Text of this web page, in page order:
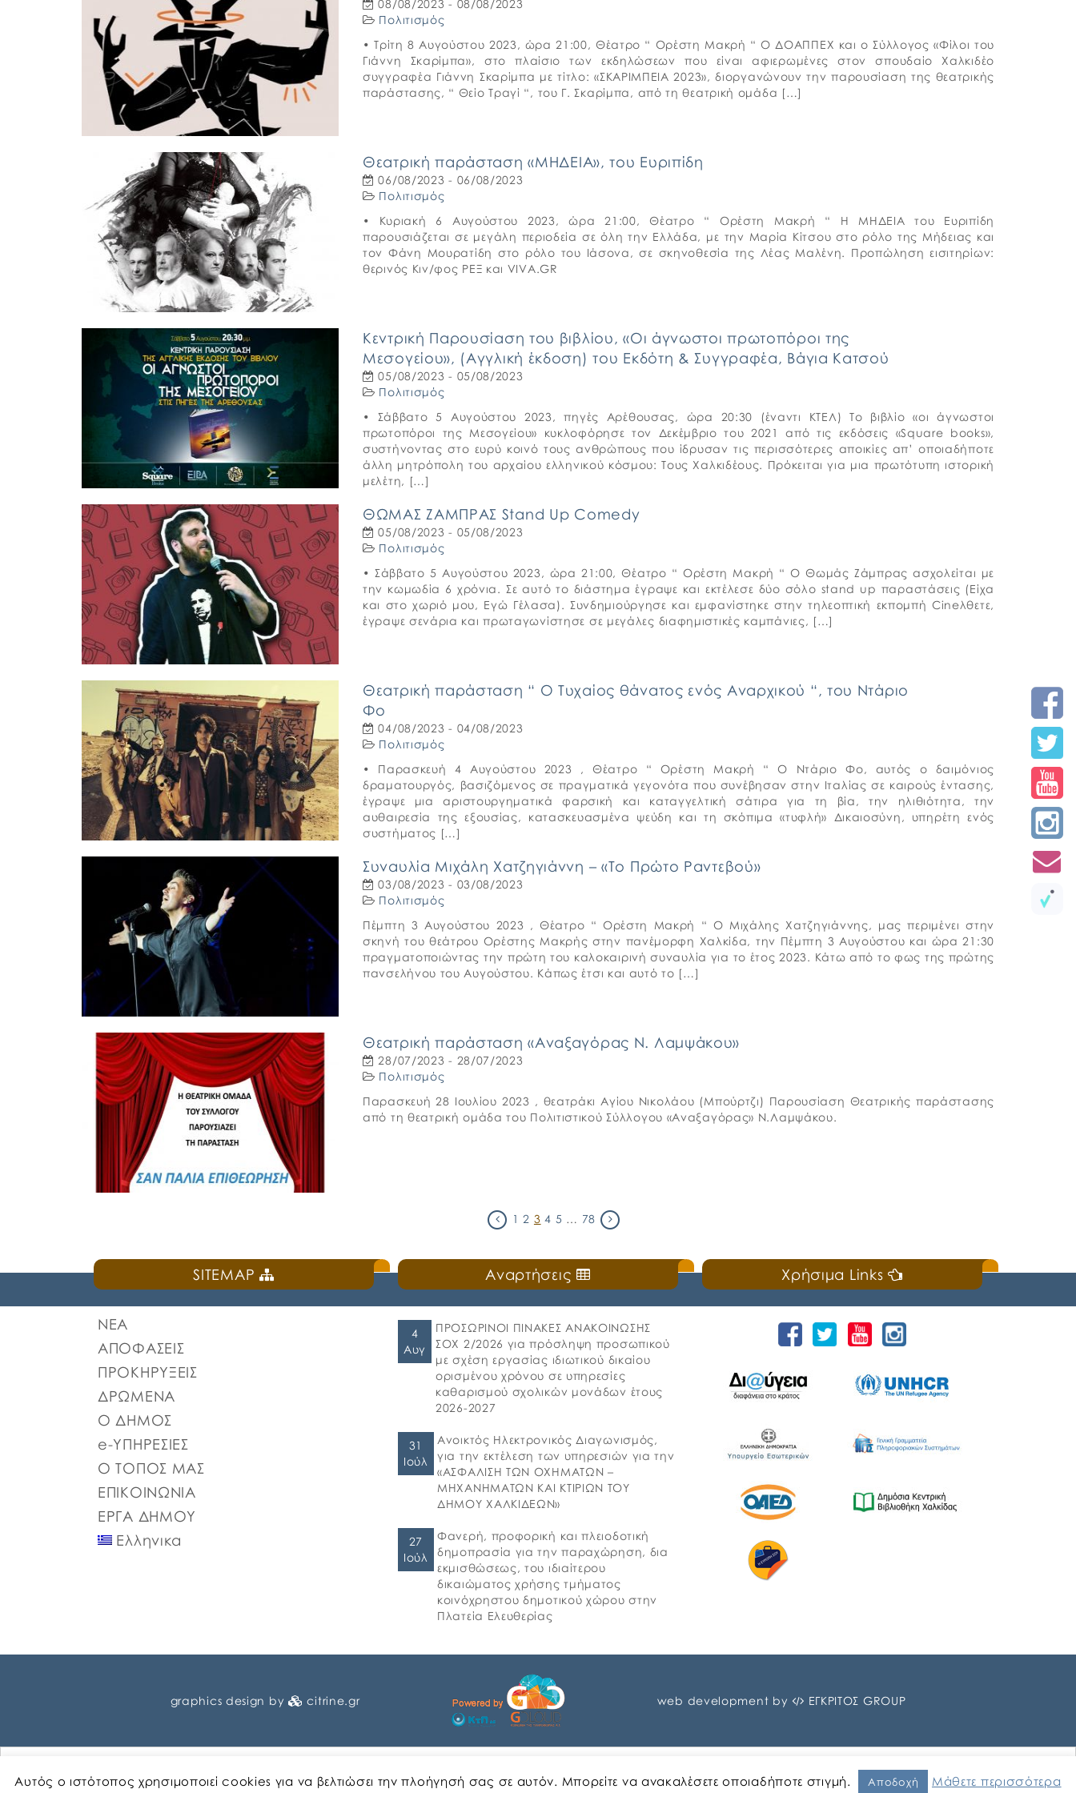
08/08/2023 - 08/08/2023
Πολιτισμός
• Τρίτη 8 Αυγούστου 2023, ώρα 21:00, Θέατρο “ Ορέστη Μακρή “ Ο ΔΟΑΠΠΕΧ και ο Σύλλογος «Φίλοι του
Γιάννη Σκαρίμπα», στο πλαίσιο των εκδηλώσεων που είναι αφιερωμένες στον σπουδαίο Χαλκιδέο
συγγραφέα Γιάννη Σκαρίμπα με τίτλο: «ΣΚΑΡΙΜΠΕΙΑ 2023», διοργανώνουν την παρουσίαση της θεατρικής
παράστασης, “ Θείο Τραγί “, του Γ. Σκαρίμπα, από τη θεατρική ομάδα […]
Θεατρική παράσταση «ΜΗΔΕΙΑ», του Ευριπίδη
06/08/2023 - 06/08/2023
Πολιτισμός
• Κυριακή 6 Αυγούστου 2023, ώρα 21:00, Θέατρο “ Ορέστη Μακρή “ Η ΜΗΔΕΙΑ του Ευριπίδη
παρουσιάζεται σε μεγάλη περιοδεία σε όλη την Ελλάδα, με την Μαρία Κίτσου στο ρόλο της Μήδειας και
τον Φάνη Μουρατίδη στο ρόλο του Ιάσονα, σε σκηνοθεσία της Λέας Μαλένη. Προπώληση εισιτηρίων:
θερινός Κιν/φος ΡΕΞ και VIVA.GR
Κεντρική Παρουσίαση του βιβλίου, «Οι άγνωστοι πρωτοπόροι της
Μεσογείου», (Αγγλική έκδοση) του Εκδότη & Συγγραφέα, Βάγια Κατσού
05/08/2023 - 05/08/2023
Πολιτισμός
• Σάββατο 5 Αυγούστου 2023, πηγές Αρέθουσας, ώρα 20:30 (έναντι ΚΤΕΛ) Το βιβλίο «οι άγνωστοι
πρωτοπόροι της Μεσογείου» κυκλοφόρησε τον Δεκέμβριο του 2021 από τις εκδόσεις «Square books»,
συστήνοντας στο ευρύ κοινό τους ανθρώπους που ίδρυσαν τις περισσότερες αποικίες απ’ οποιαδήποτε
άλλη μητρόπολη του αρχαίου ελληνικού κόσμου: Τους Χαλκιδέους. Πρόκειται για μια πρωτότυπη ιστορική
μελέτη, […]
ΘΩΜΑΣ ΖΑΜΠΡΑΣ Stand Up Comedy
05/08/2023 - 05/08/2023
Πολιτισμός
• Σάββατο 5 Αυγούστου 2023, ώρα 21:00, Θέατρο “ Ορέστη Μακρή “ Ο Θωμάς Ζάμπρας ασχολείται με
την κωμωδία 6 χρόνια. Σε αυτό το διάστημα έγραψε και εκτέλεσε δύο σόλο stand up παραστάσεις (Είχα
και στο χωριό μου, Εγώ Γέλασα). Συνδημιούργησε και εμφανίστηκε στην τηλεοπτική εκπομπή Cineλθετε,
έγραψε σενάρια και πρωταγωνίστησε σε μεγάλες διαφημιστικές καμπάνιες, […]
Θεατρική παράσταση “ Ο Τυχαίος θάνατος ενός Αναρχικού “, του Ντάριο
Φο
04/08/2023 - 04/08/2023
Πολιτισμός
• Παρασκευή 4 Αυγούστου 2023 , Θέατρο “ Ορέστη Μακρή “ Ο Ντάριο Φο, αυτός ο δαιμόνιος
δραματουργός, βασιζόμενος σε πραγματικά γεγονότα που συνέβησαν στην Ιταλίας σε καιρούς έντασης,
έγραψε μια αριστουργηματικά φαρσική και καταγγελτική σάτιρα για τη βία, την ηλιθιότητα, την
αυθαιρεσία της εξουσίας, κατασκευασμένα ψεύδη και τη σκόπιμα «τυφλή» Δικαιοσύνη, υπηρέτη ενός
συστήματος […]
Συναυλία Μιχάλη Χατζηγιάννη – «Το Πρώτο Ραντεβού»
03/08/2023 - 03/08/2023
Πολιτισμός
Πέμπτη 3 Αυγούστου 2023 , Θέατρο “ Ορέστη Μακρή “ Ο Μιχάλης Χατζηγιάννης, μας περιμένει στην
σκηνή του θεάτρου Ορέστης Μακρής στην πανέμορφη Χαλκίδα, την Πέμπτη 3 Αυγούστου και ώρα 21:30
πραγματοποιώντας την πρώτη του καλοκαιρινή συναυλία για το έτος 2023. Κάτω από το φως της πρώτης
πανσελήνου του Αυγούστου. Κάπως έτσι και αυτό το […]
Θεατρική παράσταση «Αναξαγόρας Ν. Λαμψάκου»
28/07/2023 - 28/07/2023
Πολιτισμός
Παρασκευή 28 Ιουλίου 2023 , θεατράκι Αγίου Νικολάου (Μπούρτζι) Παρουσίαση Θεατρικής παράστασης
από τη θεατρική ομάδα του Πολιτιστικού Σύλλογου «Αναξαγόρας» Ν.Λαμψάκου.
1 2 3 4 5 … 78
SITEMAP
ΝΕΑ
ΑΠΟΦΑΣΕΙΣ
ΠΡΟΚΗΡΥΞΕΙΣ
ΔΡΩΜΕΝΑ
Ο ΔΗΜΟΣ
e-ΥΠΗΡΕΣΙΕΣ
Ο ΤΟΠΟΣ ΜΑΣ
ΕΠΙΚΟΙΝΩΝΙΑ
ΕΡΓΑ ΔΗΜΟΥ
Ελληνικα
Αναρτήσεις
4
Αυγ
ΠΡΟΣΩΡΙΝΟΙ ΠΙΝΑΚΕΣ ΑΝΑΚΟΙΝΩΣΗΣ
ΣΟΧ 2/2026 για πρόσληψη προσωπικού
με σχέση εργασίας ιδιωτικού δικαίου
ορισμένου χρόνου σε υπηρεσίες
καθαρισμού σχολικών μονάδων έτους
2026-2027
31
Ιούλ
Ανοικτός Ηλεκτρονικός Διαγωνισμός,
για την εκτέλεση των υπηρεσιών για την
«ΑΣΦΑΛΙΣΗ ΤΩΝ ΟΧΗΜΑΤΩΝ –
ΜΗΧΑΝΗΜΑΤΩΝ ΚΑΙ ΚΤΙΡΙΩΝ ΤΟΥ
ΔΗΜΟΥ ΧΑΛΚΙΔΕΩΝ»
27
Ιούλ
Φανερή, προφορική και πλειοδοτική
δημοπρασία για την παραχώρηση, δια
εκμισθώσεως, του ιδιαίτερου
δικαιώματος χρήσης τμήματος
κοινόχρηστου δημοτικού χώρου στην
Πλατεία Ελευθερίας
Χρήσιμα Links
graphics design by citrine.gr web development by ΕΓΚΡΙΤΟΣ GROUP
Αυτός ο ιστότοπος χρησιμοποιεί cookies για να βελτιώσει την πλοήγησή σας σε αυτόν. Μπορείτε να ανακαλέσετε οποιαδήποτε στιγμή. Αποδοχή Μάθετε περισσότερα